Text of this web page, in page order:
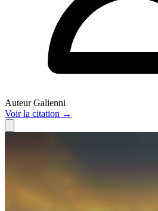
Auteur Galienni
Voirla citation →